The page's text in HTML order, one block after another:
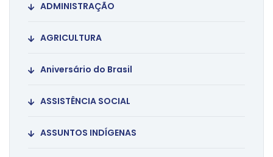
ADMINISTRAÇÃO
AGRICULTURA
Aniversário do Brasil
ASSISTÊNCIA SOCIAL
ASSUNTOS INDÍGENAS